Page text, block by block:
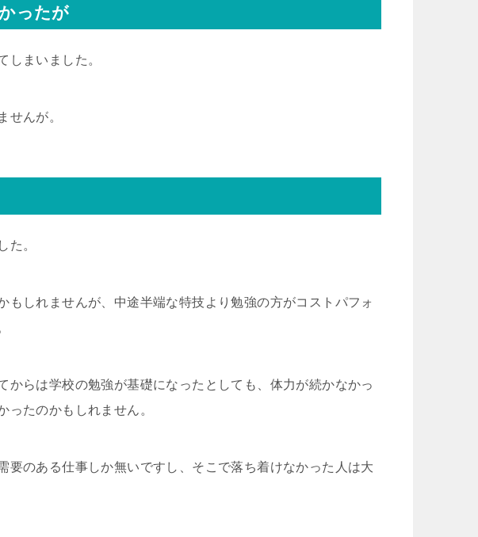
ったが
しまいました。
せんが。
た。
もしれませんが、中途半端な特技より勉強の方がコストパフォ
からは学校の勉強が基礎になったとしても、体力が続かなかっ
ったのかもしれません。
要のある仕事しか無いですし、そこで落ち着けなかった人は大